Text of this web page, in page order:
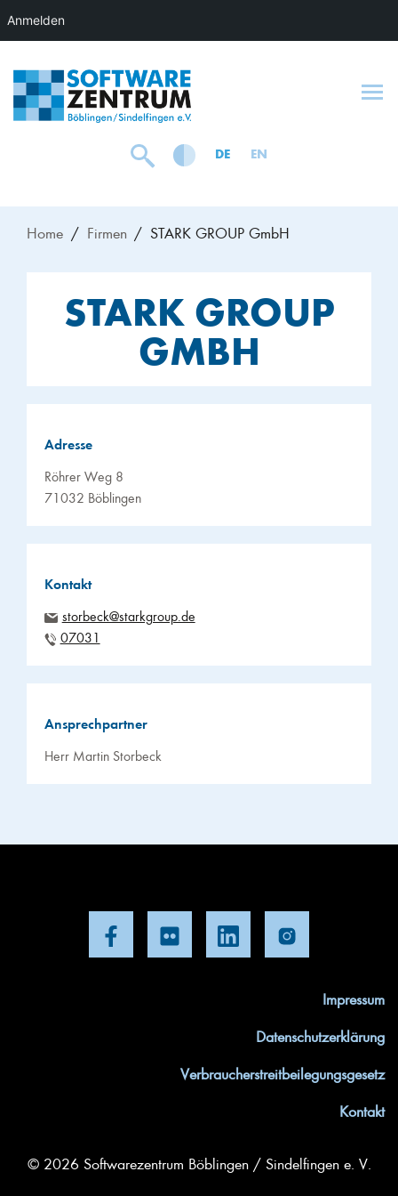
DE EN
Home Firmen STARK GROUP GmbH
STARK GROUP
GMBH
Adresse
Röhrer Weg 8
71032 Böblingen
Kontakt
storbeck@starkgroup.de
07031
Ansprechpartner
Herr Martin Storbeck
Impressum
Datenschutzerklärung
Verbraucherstreitbeilegungsgesetz
Kontakt
© 2026 Softwarezentrum Böblingen / Sindelfingen e. V.
Anmelden